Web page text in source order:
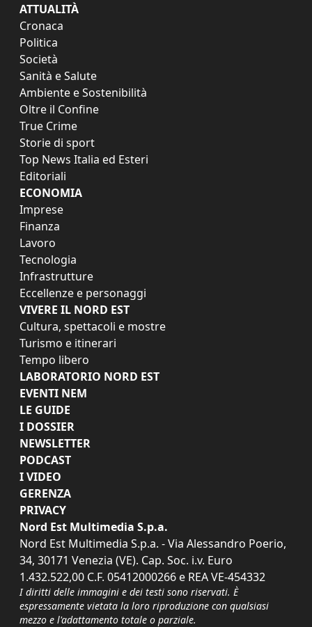
ATTUALITÀ
Cronaca
Politica
Società
Sanità e Salute
Ambiente e Sostenibilità
Oltre il Confine
True Crime
Storie di sport
Top News Italia ed Esteri
Editoriali
ECONOMIA
Imprese
Finanza
Lavoro
Tecnologia
Infrastrutture
Eccellenze e personaggi
VIVERE IL NORD EST
Cultura, spettacoli e mostre
Turismo e itinerari
Tempo libero
LABORATORIO NORD EST
EVENTI NEM
LE GUIDE
I DOSSIER
NEWSLETTER
PODCAST
I VIDEO
GERENZA
PRIVACY
Nord Est Multimedia S.p.a.
Nord Est Multimedia S.p.a. - Via Alessandro Poerio,
34, 30171 Venezia (VE). Cap. Soc. i.v. Euro
1.432.522,00 C.F. 05412000266 e REA VE-454332
I diritti delle immagini e dei testi sono riservati. È
espressamente vietata la loro riproduzione con qualsiasi
mezzo e l'adattamento totale o parziale.